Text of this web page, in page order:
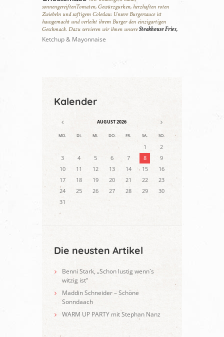
sonnengereiftenTomaten, Gewürzgurken, herzhaften roten
Zwiebeln und saftigem Coleslaw. Unsere Burgersauce ist
hausgemacht und verleiht ihrem Burger den einzigartigen
Geschmack. Dazu servieren wir ihnen unsereSteakhouse Fries,
Ketchup & Mayonnaise
Kalender
AUGUST2026
MO. DI. MI. DO. FR. SA. SO.
1
2
3
4 5 6 7 8
9
10
11 12 13 14 15
16
17
18 19 20 21 22
23
24
25 26 27 28 29
30
31
Die neusten Artikel
Benni Stark, „Schon lustig wenn`s
witzig ist“
Maddin Schneider – Schöne
Sonndaach
WARM UP PARTY mit Stephan Nanz